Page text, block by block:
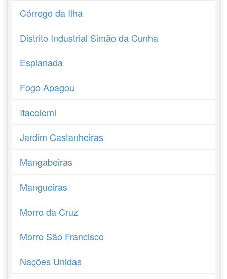
Córrego da Ilha
Distrito Industrial Simão da Cunha
Esplanada
Fogo Apagou
Itacolomi
Jardim Castanheiras
Mangabeiras
Mangueiras
Morro da Cruz
Morro São Francisco
Nações Unidas